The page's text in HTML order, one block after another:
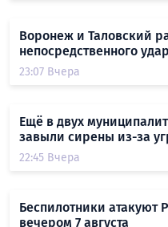
Воронеж и Таловский
непосредственного
23:07 Вчера
Ещё в двух
завыли сирены из-за
22:45 Вчера
Беспилотники атакуют
вечером 7 августа